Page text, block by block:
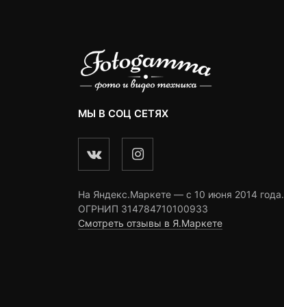
МЫ В СОЦ СЕТЯХ
На Яндекс.Маркете — c 10 июня 2014 года.
ОГРНИП 314784710100933
Смотреть отзывы в Я.Маркете